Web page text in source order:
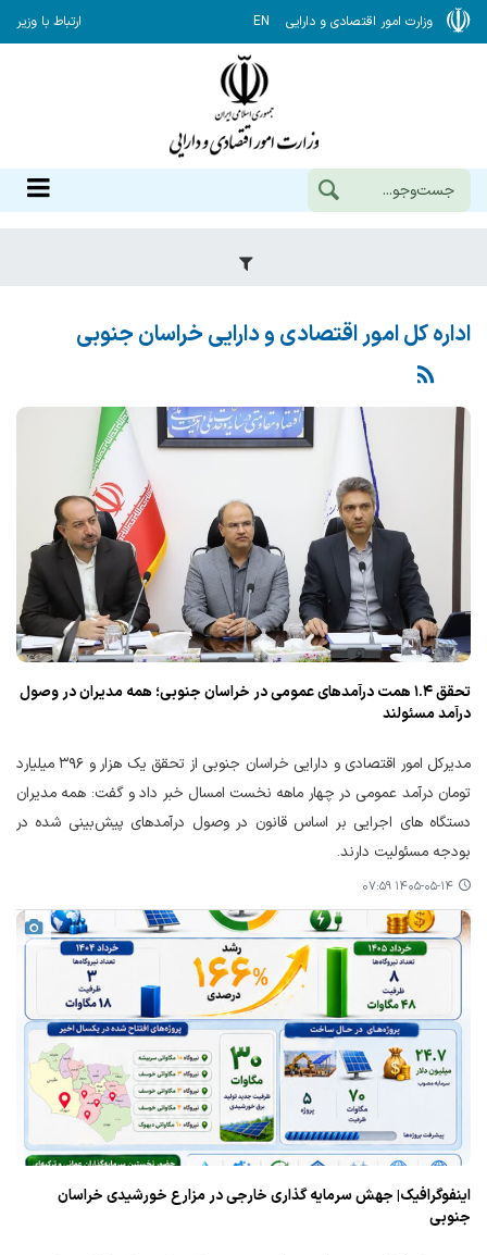
وزارت امور اقتصادی و دارایی EN ارتباط با وزیر
اداره کل امور اقتصادی و دارایی خراسان جنوبی
تحقق ۱.۴ همت درآمدهای عمومی در خراسان جنوبی؛ همه مدیران در وصول
درآمد مسئولند
مدیرکل امور اقتصادی و دارایی خراسان جنوبی از تحقق یک هزار و ۳۹۶ میلیارد
تومان درآمد عمومی در چهار ماهه نخست امسال خبر داد و گفت: همه مدیران
دستگاه های اجرایی بر اساس قانون در وصول درآمدهای پیش‌بینی شده در
بودجه مسئولیت دارند.
۱۴۰۵-۰۵-۱۴ ۰۷:۵۹
اینفوگرافیک| جهش سرمایه گذاری خارجی در مزارع خورشیدی خراسان
جنوبی